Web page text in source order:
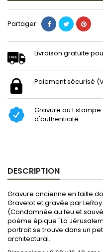
Partager
Livraison gratuite
Paiement sécurisé
Gravure ou
d'authenticité.
DESCRIPTION
Gravure ancienne en taille
Gravelot et gravée par
(Condamnée au feu et
poème épique "La
portrait se trouve dans un
architectural.